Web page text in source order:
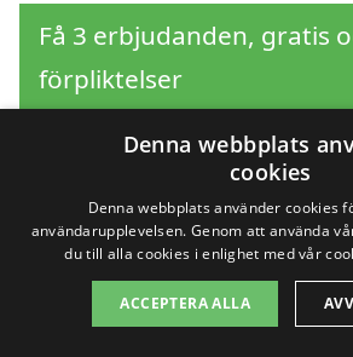
Få 3 erbjudanden, gratis
förpliktelser
Sök efter en
professionell
golvläggning i
Denna webbplats
cookies
Denna webbplats använder cookies
användarupplevelsen. Genom att använda
du till alla cookies i enlighet med vår
ACCEPTERA ALLA